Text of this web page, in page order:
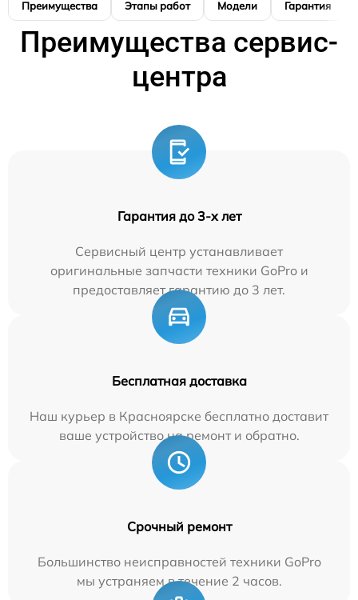
Преимущества Этапы работ Модели Гарантия
Преимущества сервис-
центра
Гарантия до 3-х лет
Сервисный центр устанавливает
оригинальные запчасти техники GoPro и
предоставляет гарантию до 3 лет.
Бесплатная доставка
Наш курьер в Красноярске бесплатно доставит
ваше устройство на ремонт и обратно.
Срочный ремонт
Большинство неисправностей техники GoPro
мы устраняем в течение 2 часов.